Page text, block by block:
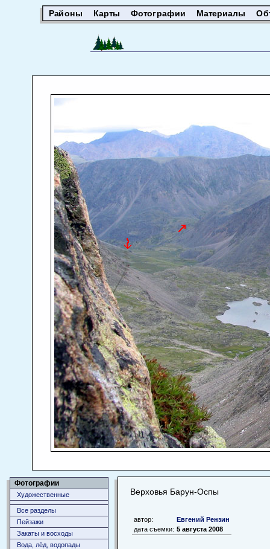
Районы Карты Фотографии Материалы
Фотографии
Художественные
Все разделы
Пейзажи
Закаты и восходы
Вода, лёд, водопады
Верховья Барун-Оспы
автор:
Евгений Рензин
дата съемки: 5 августа 2008